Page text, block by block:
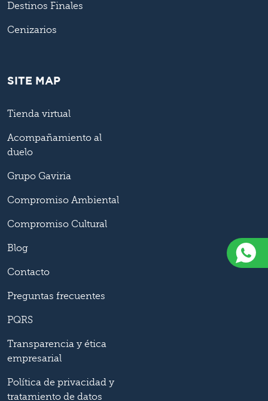
Destinos Finales
Cenizarios
SITE MAP
Tienda virtual
Acompañamiento al
duelo
Grupo Gaviria
Compromiso Ambiental
Compromiso Cultural
Blog
Contacto
Preguntas frecuentes
PQRS
Transparencia y ética
empresarial
Política de privacidad y
tratamiento de datos